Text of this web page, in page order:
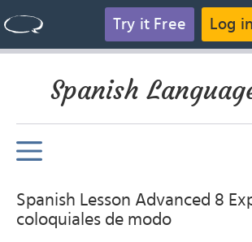
Try it Free Log in
Spanish
Spanish Lesson Advanced 8
coloquiales de modo